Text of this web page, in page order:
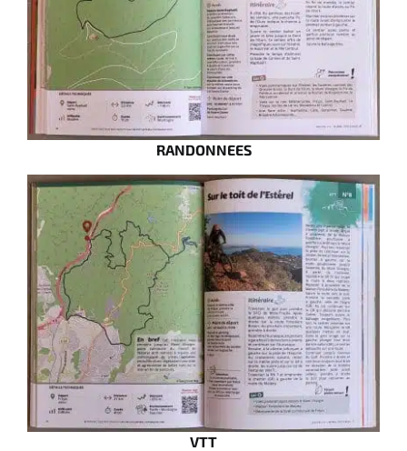
RANDONNEES
VTT